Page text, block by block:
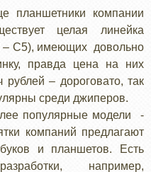
планшетники компании
целая линейка
– С5), имеющих довольно
правда цена на них
– дороговато, так
среди джиперов.
популярные модели -
компаний предлагают
и планшетов. Есть
например,